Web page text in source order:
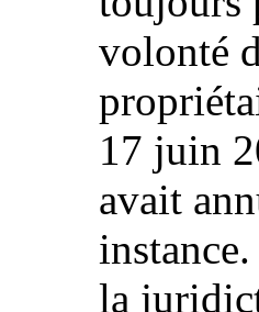
volonté
17 juin
avait
la